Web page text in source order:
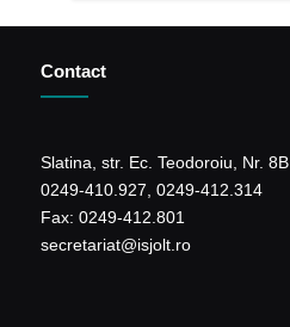
Contact
Slatina, str. Ec. Teodoroiu, Nr. 8B
0249-410.927, 0249-412.314
Fax: 0249-412.801
secretariat@isjolt.ro